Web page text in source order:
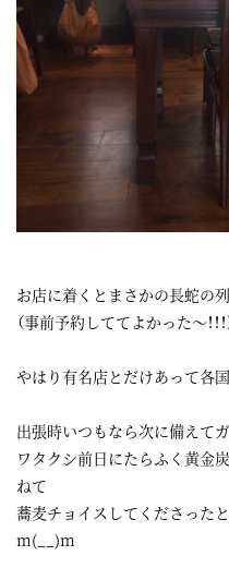
お店に着くとまさかの長蛇の列
（事前予約しててよかった～！！！
やはり有名店とだけあって各
出張時いつもなら次に備えて
ワタクシ前日にたらふく黄金
ねて
蕎麦チョイスしてくださった
m(__)m